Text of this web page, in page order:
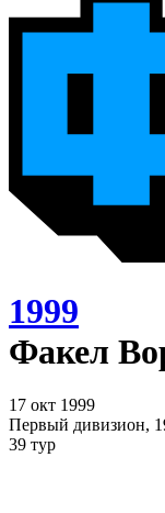
1999
Факел
17 окт 1999
Первый дивизион,
39 тур